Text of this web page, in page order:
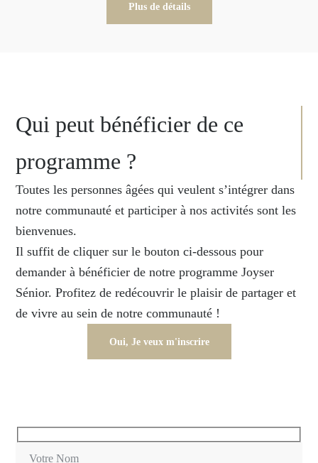
Plus de détails
Qui peut bénéficier de ce
programme ?
Toutes les personnes âgées qui veulent s’intégrer dans
notre communauté et participer à nos activités sont les
bienvenues.
Il suffit de cliquer sur le bouton ci-dessous pour
demander à bénéficier de notre programme Joyser
Sénior. Profitez de redécouvrir le plaisir de partager et
de vivre au sein de notre communauté !
Oui, Je veux m'inscrire